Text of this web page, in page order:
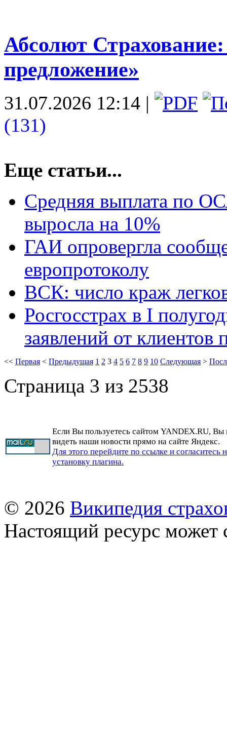
Абсолют
предложение»
31.07.2026 12:14 |
(131)
Еще статьи...
Средняя выплата по
выросла на 10%
ГАИ опровергла
европротоколу
ВСК: число краж
Росгосстрах в I
заявлений от
<< Первая < Предыдущая 1 2 3 4 5 6 7 8 9 10 Следующая >
Страница 3 из 2538
Если Вы пользуетесь сайтом YANDEX.RU, Вы
видеть наши новости прямо на сайте Яндекс.
Для этого перейдите по ссылке и согласитесь
установку плагина.
© 2026 Википедия
Настоящий ресурс может